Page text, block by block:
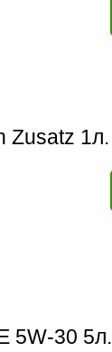
Zusatz 1л.
5W-30 5л.